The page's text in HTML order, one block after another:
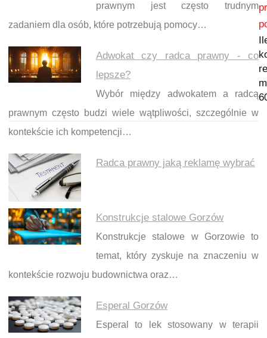
prawnym jest często trudnym
zadaniem dla osób, które potrzebują pomocy…
Adwokat czy radca prawny - co
lepsze?
Wybór między adwokatem a radcą
prawnym często budzi wiele wątpliwości, szczególnie w
kontekście ich kompetencji…
Radca prawny jaką reklamę wybrać
Konstrukcje stalowe Gorzów
Konstrukcje stalowe w Gorzowie to
temat, który zyskuje na znaczeniu w
kontekście rozwoju budownictwa oraz…
Esperal Gorzów
Esperal to lek stosowany w terapii